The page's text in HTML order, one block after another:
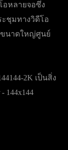
อหลายจอซึ่ง
ชุมทางวิดีโอ
ขนาดใหญ่ศูนย์
2K เป็นสิ่ง
144x144